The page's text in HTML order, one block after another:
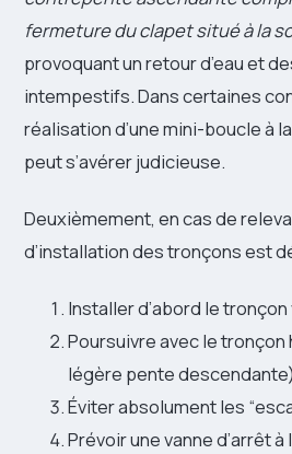
fermeture du clapet situé à la
provoquant un retour d’eau et
intempestifs. Dans certaines
réalisation d’une mini-boucle à
peut s’avérer judicieuse.
Deuxièmement, en cas de
d’installation des tronçons est
Installer d’abord le
Poursuivre avec le
légère pente descendante)
Éviter absolument les
Prévoir une vanne d’arrêt